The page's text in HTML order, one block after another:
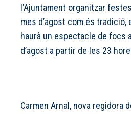
l’Ajuntament organitzar
mes d’agost com és tradició,
haurà un espectacle de focs
d’agost a partir de les 23
Carmen Arnal, nova regidora